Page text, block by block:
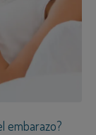
embarazo?